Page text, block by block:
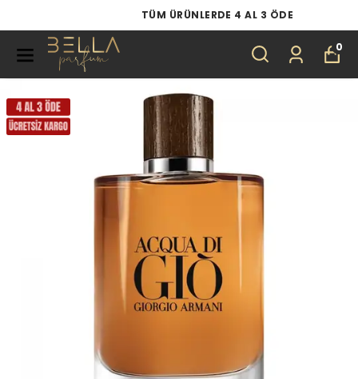
TÜM ÜRÜNLERDE 4 AL 3 ÖDE
0